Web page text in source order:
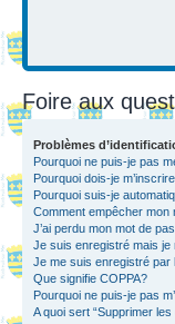
Foire aux
Problèmes
Pourquoi ne puis-je pas
Pourquoi dois-je
Pourquoi suis-je
Comment empêcher mon
J’ai perdu mon mot de
Je suis enregistré mais
Je me suis enregistré par
Que signifie COPPA?
Pourquoi ne puis-je pas
A quoi sert “Supprimer